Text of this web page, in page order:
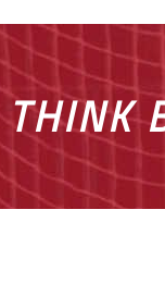
THINK